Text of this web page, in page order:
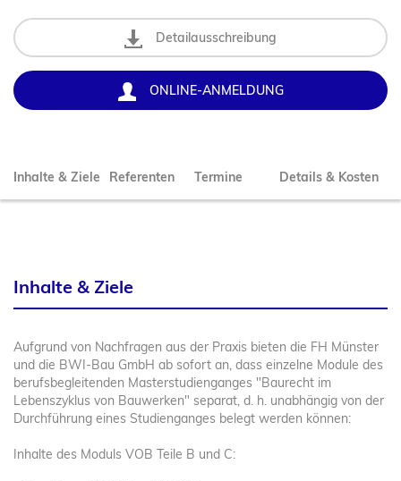
Online-Schulung / Web-Seminare
Bachelor Baustellenmanagement
Bauleiter*in / Bauabrechner*in
Master Baurecht LL.M.
Zielgruppe
Facharbeiter*in
Detailausschreibung
ONLINE-ANMELDUNG
Inhalte & Ziele Referenten Termine Details & Kosten
Inhalte & Ziele
Aufgrund von Nachfragen aus der Praxis bieten die FH Münster
und die BWI-Bau GmbH ab sofort an, dass einzelne Module des
berufsbegleitenden Masterstudienganges "Baurecht im
Lebenszyklus von Bauwerken" separat, d. h. unabhängig von der
Durchführung eines Studienganges belegt werden können:
Inhalte des Moduls VOB Teile B und C: